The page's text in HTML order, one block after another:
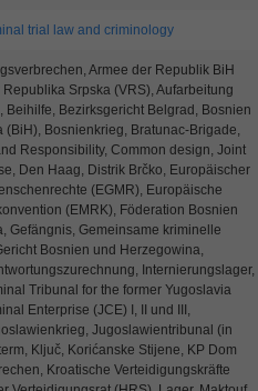
trial law and criminology
Armee der Republik BiH
Srpska (VRS), Aufarbeitung
Beihilfe, Bezirksgericht Belgrad, Bosnien
(BiH), Bosnienkrieg, Bratunac-Brigade,
Responsibility, Common design, Joint
Den Haag, Distrik Brčko, Europäischer
(EGMR), Europäische
(EMRK), Föderation Bosnien
Gefängnis, Gemeinsame kriminelle
Bosnien und Herzegowina,
Internierungslager,
Tribunal for the former Yugoslavia
Enterprise (JCE) I, II und III,
Jugoslawientribunal (in
Ključ, Korićanske Stijene, KP Dom
Kroatische Verteidigungskräfte